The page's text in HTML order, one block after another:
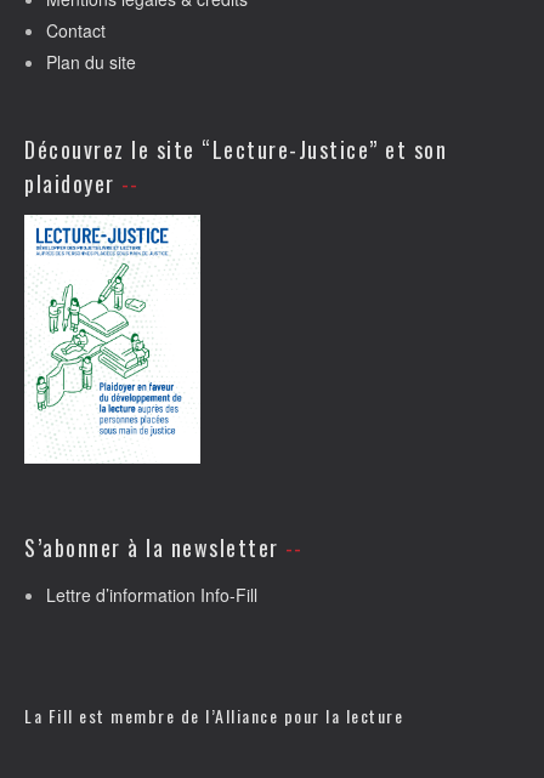
Contact
Plan du site
Découvrez le site “Lecture-Justice” et son
plaidoyer
S’abonner à la newsletter
Lettre d’information Info-Fill
La Fill est membre de l’Alliance pour la lecture